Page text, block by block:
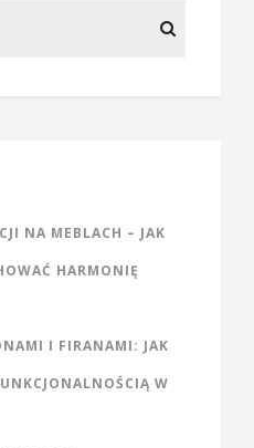
NA MEBLACH – JAK
HARMONIĘ
I FIRANAMI: JAK
W